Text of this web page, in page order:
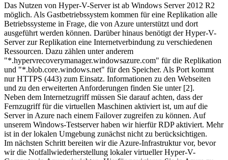
Das Nutzen von Hyper-V-Server ist ab Windows Server 2012 R2
möglich. Als Gastbetriebssystem kommen für eine Replikation alle
Betriebssysteme in Frage, die von Azure unterstützt und dort
ausgeführt werden können. Darüber hinaus benötigt der Hyper-V-
Server zur Replikation eine Internetverbindung zu verschiedenen
Ressourcen. Dazu zählen unter anderem
"*.hypervrecoverymanager.windowsazure.com" für die Replikation
und "*.blob.core.windows.net" für den Speicher. Als Port kommt
nur HTTPS (443) zum Einsatz. Informationen zu den Webseiten
und zu den erweiterten Anforderungen finden Sie unter [2].
Neben dem Internetzugriff müssen Sie darauf achten, dass der
Fernzugriff für die virtuellen Maschinen aktiviert ist, um auf die
Server in Azure nach einem Fail­over zugreifen zu können. Auf
unserem Windows-Testserver haben wir hierfür RDP aktiviert. Mehr
ist in der lokalen Umgebung zunächst nicht zu berücksichtigen.
Im nächsten Schritt bereiten wir die Azure-Infrastruktur vor, bevor
wir die Notfallwiederherstellung lokaler virtueller Hyper-V-